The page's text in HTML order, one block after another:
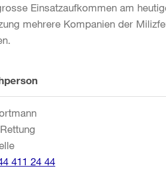
Einsatzaufkommen am
mehrere Kompanien der
411 24 44